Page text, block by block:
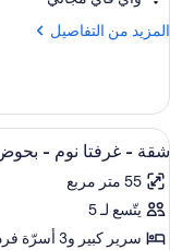
المزيد من التفاصيل
المزيد
جناح
غرفتا
استعراض
جميع
صور
شقة
-
12
شقة - غرفتا نوم - بحوض
55 متر مربع
يتّسع لـ 5
سرير كبير‫‬ و3 أسرّة فردية